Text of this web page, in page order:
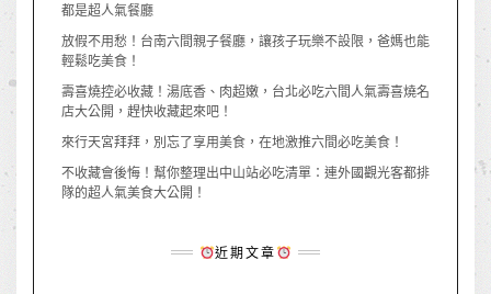
都是超人氣餐廳
放假不用愁！台南六間親子餐廳，讓孩子玩樂不設限，爸媽也能
輕鬆吃美食！
壽喜燒控必收藏！湯底香、肉超嫩，台北必吃六間人氣壽喜燒名
店大公開，趕快收藏起來吧！
來行天宮拜拜，別忘了享用美食，在地激推六間必吃美食！
不收藏會後悔！幫你整理出中山站必吃清單：連外國觀光客都排
隊的超人氣美食大公開！
近期文章